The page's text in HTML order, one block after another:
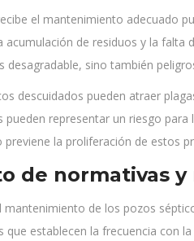
el mantenimiento adecuado
acumulación de residuos y la
desagradable, sino también
descuidados pueden atraer
pueden representar un riesgo
la proliferación de estos
de normativas
mantenimiento de los pozos
que establecen la frecuencia con